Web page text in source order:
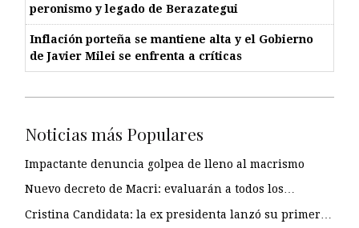
peronismo y legado de Berazategui
Inflación porteña se mantiene alta y el Gobierno
de Javier Milei se enfrenta a críticas
Noticias más Populares
Impactante denuncia golpea de lleno al macrismo
Nuevo decreto de Macri: evaluarán a todos los…
Cristina Candidata: la ex presidenta lanzó su primer…